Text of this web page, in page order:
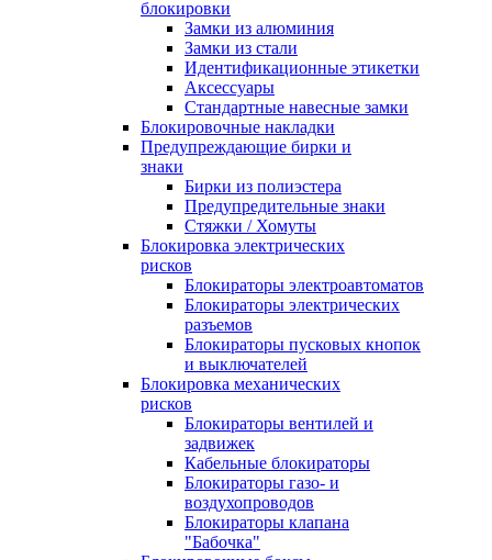
блокировки
Замки из алюминия
Замки из стали
Идентификационные этикетки
Аксессуары
Стандартные навесные замки
Блокировочные накладки
Предупреждающие бирки и
знаки
Бирки из полиэстера
Предупредительные знаки
Стяжки / Хомуты
Блокировка электрических
рисков
Блокираторы электроавтоматов
Блокираторы электрических
разъемов
Блокираторы пусковых кнопок
и выключателей
Блокировка механических
рисков
Блокираторы вентилей и
задвижек
Кабельные блокираторы
Блокираторы газо- и
воздухопроводов
Блокираторы клапана
"Бабочка"